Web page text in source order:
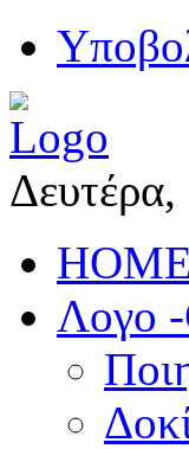
HOME
Λογο